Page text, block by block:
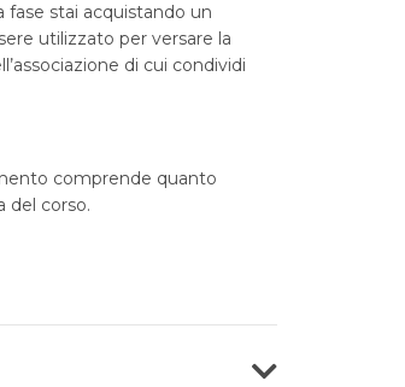
fase stai acquistando un
utilizzato per versare la
di cui condividi
comprende quanto
del corso.